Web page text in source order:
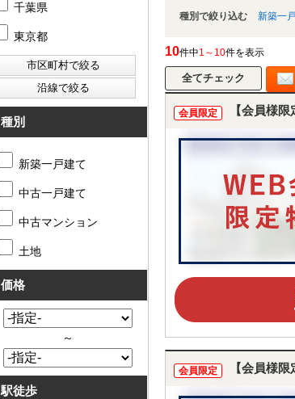
種別で絞り込む 新築一
10件中1～10件を表示
会員限定 【会員様限
会員限定 【会員様限
千葉県
東京都
種別
新築一戸建て
中古一戸建て
中古マンション
土地
価格
～
駅徒歩